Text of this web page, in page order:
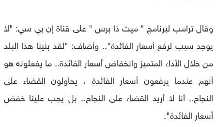
وقال ترامب لبرنامج " ميت ذا برس " على قناة إن بي سي: "لا
يوجد سبب لرفع أسعار الفائدة".. وأضاف: "لقد بنينا هذا البلد
من خلال الأداء المتميز وانخفاض أسعار الفائدة.. ما يفعلونه هو
أنهم عندما يرفعون أسعار الفائدة ، يحاولون القضاء على
النجاح.. أنا لا أريد القضاء على النجاح.. بل يجب علينا خفض
أسعار الفائدة".